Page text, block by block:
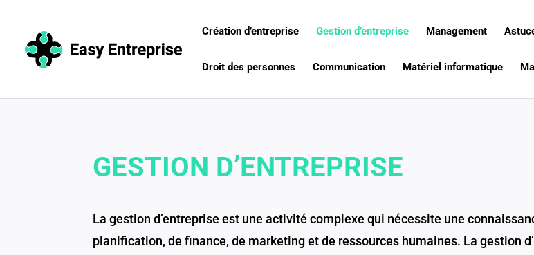
Création d’entreprise Gestion d’entreprise Management
Droit des personnes Communication Matériel informatique
GESTION D’ENTREPRISE
La gestion d’entreprise est une activité complexe qui nécessite une
planification, de finance, de marketing et de ressources humaines. La gestion